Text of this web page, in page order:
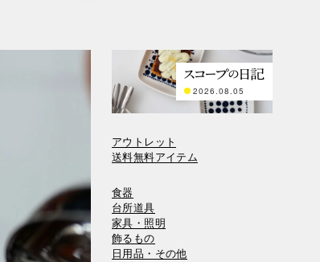
2026.08.05
アウトレット
送料無料アイテム
食器
台所道具
家具・照明
飾るもの
日用品・その他